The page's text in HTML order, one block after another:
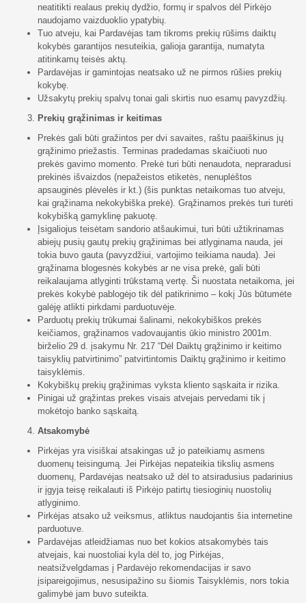
neatitikti realaus prekių dydžio, formų ir spalvos dėl Pirkėjo
naudojamo vaizduoklio ypatybių.
Tuo atveju, kai Pardavėjas tam tikroms prekių rūšims daiktų
kokybės garantijos nesuteikia, galioja garantija, numatyta
atitinkamų teisės aktų.
Pardavėjas ir gamintojas neatsako už ne pirmos rūšies prekių
kokybę.
Užsakytų prekių spalvų tonai gali skirtis nuo esamų pavyzdžių.
Prekių grąžinimas ir keitimas
Prekės gali būti gražintos per dvi savaites, raštu paaiškinus jų
grąžinimo priežastis. Terminas pradedamas skaičiuoti nuo
prekės gavimo momento. Prekė turi būti nenaudota, nepraradusi
prekinės išvaizdos (nepažeistos etiketės, nenuplėštos
apsauginės plėvelės ir kt.) (šis punktas netaikomas tuo atveju,
kai grąžinama nekokybiška prekė). Grąžinamos prekės turi turėti
kokybišką gamyklinę pakuotę.
Įsigaliojus teisėtam sandorio atšaukimui, turi būti užtikrinamas
abiejų pusių gautų prekių grąžinimas bei atlyginama nauda, jei
tokia buvo gauta (pavyzdžiui, vartojimo teikiama nauda). Jei
grąžinama blogesnės kokybės ar ne visa prekė, gali būti
reikalaujama atlyginti trūkstamą vertę. Ši nuostata netaikoma, jei
prekės kokybė pablogėjo tik dėl patikrinimo – kokį Jūs būtumėte
galėję atlikti pirkdami parduotuvėje.
Parduotų prekių trūkumai šalinami, nekokybiškos prekės
keičiamos, grąžinamos vadovaujantis ūkio ministro 2001m.
birželio 29 d. įsakymu Nr. 217 “Dėl Daiktų grąžinimo ir keitimo
taisyklių patvirtinimo” patvirtintomis Daiktų grąžinimo ir keitimo
taisyklėmis.
Kokybiškų prekių grąžinimas vyksta kliento sąskaita ir rizika.
Pinigai už grąžintas prekes visais atvejais pervedami tik į
mokėtojo banko sąskaitą.
Atsakomybė
Pirkėjas yra visiškai atsakingas už jo pateikiamų asmens
duomenų teisingumą. Jei Pirkėjas nepateikia tikslių asmens
duomenų, Pardavėjas neatsako už dėl to atsiradusius padarinius
ir įgyja teisę reikalauti iš Pirkėjo patirtų tiesioginių nuostolių
atlyginimo.
Pirkėjas atsako už veiksmus, atliktus naudojantis šia internetine
parduotuve.
Pardavėjas atleidžiamas nuo bet kokios atsakomybės tais
atvejais, kai nuostoliai kyla dėl to, jog Pirkėjas,
neatsižvelgdamas į Pardavėjo rekomendacijas ir savo
įsipareigojimus, nesusipažino su šiomis Taisyklėmis, nors tokia
galimybė jam buvo suteikta.